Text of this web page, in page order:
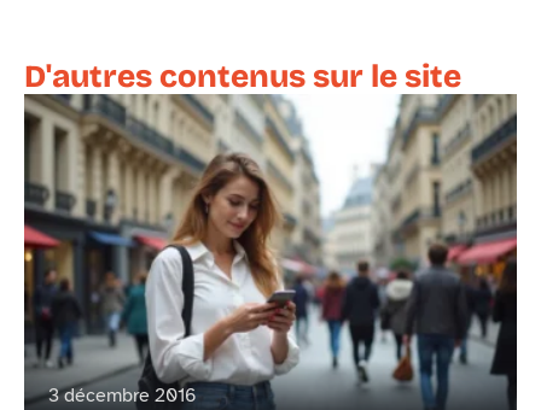
D'autres contenus sur le site
3 décembre 2016